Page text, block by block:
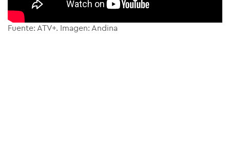
Fuente: ATV+. Imagen: Andina